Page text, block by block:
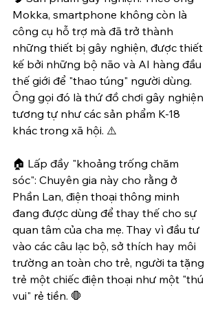
Mokka, smartphone không còn là
công cụ hỗ trợ mà đã trở thành
những thiết bị gây nghiện, được thiết
kế bởi những bộ não và AI hàng đầu
thế giới để "thao túng" người dùng.
Ông gọi đó là thứ đồ chơi gây nghiện
tương tự như các sản phẩm K-18
khác trong xã hội. ⚠️
🏠 Lấp đầy "khoảng trống chăm
sóc": Chuyên gia này cho rằng ở
Phần Lan, điện thoại thông minh
đang được dùng để thay thế cho sự
quan tâm của cha mẹ. Thay vì đầu tư
vào các câu lạc bộ, sở thích hay môi
trường an toàn cho trẻ, người ta tặng
trẻ một chiếc điện thoại như một "thú
vui" rẻ tiền. 🛑